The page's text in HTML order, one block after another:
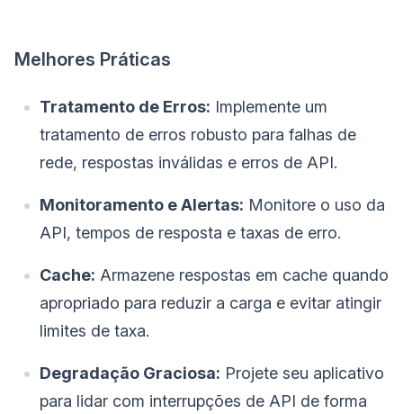
Melhores Práticas
Tratamento de Erros: Implemente um
tratamento de erros robusto para falhas de
rede, respostas inválidas e erros de API.
Monitoramento e Alertas: Monitore o uso da
API, tempos de resposta e taxas de erro.
Cache: Armazene respostas em cache quando
apropriado para reduzir a carga e evitar atingir
limites de taxa.
Degradação Graciosa: Projete seu aplicativo
para lidar com interrupções de API de forma